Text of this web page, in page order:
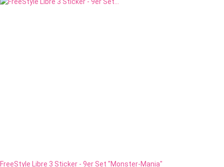
FreeStyle Libre 3 Sticker - 9er Set "Monster-Mania"